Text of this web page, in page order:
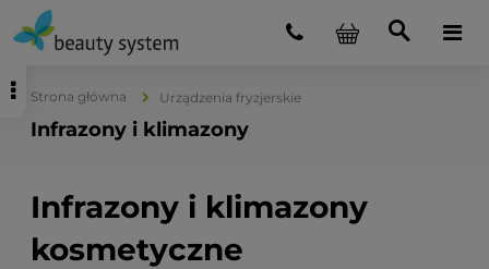
Strona główna Urządzenia fryzjerskie
Infrazony i klimazony
Infrazony i klimazony
kosmetyczne